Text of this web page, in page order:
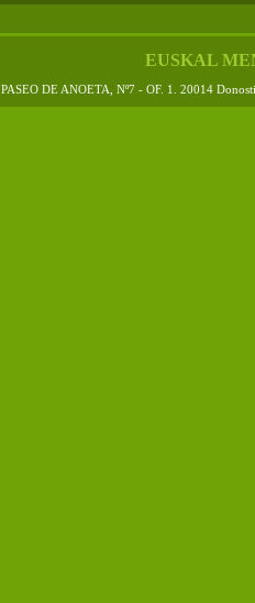
EUSKAL
PASEO DE ANOETA, Nº7 - OF. 1. 20014